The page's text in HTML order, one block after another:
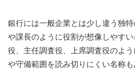
銀行には一般企業とは少し違う独
や課長のように役割が想像しやす
役、主任調査役、上席調査役のよ
や守備範囲を読み切りにくい名称も